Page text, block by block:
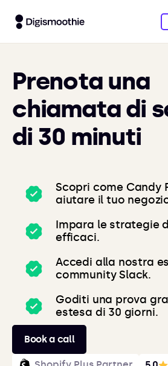
Prenota una
chiamata di
di 30 minuti
Scopri come Candy
aiutare il tuo
Impara le strategie
efficaci.
Accedi alla nostra
community Slack.
Goditi una prova
estesa di 30 giorni.
Book a call